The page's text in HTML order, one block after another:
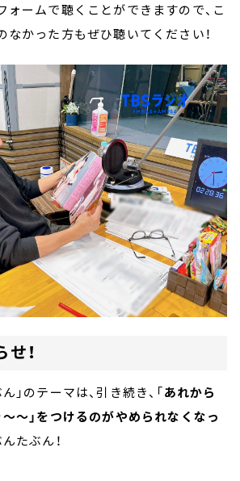
ォームで聴くことができますので、こ
なかった方もぜひ聴いてください！
！
」のテーマは、引き続き、「あれから
～」をつけるのがやめられなくなっ
んたぶん！